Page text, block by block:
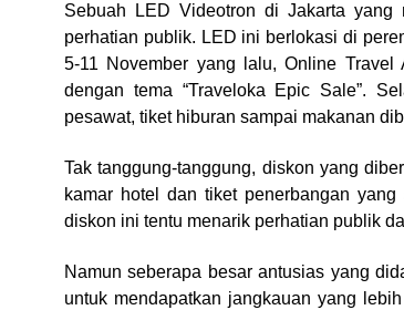
Sebuah LED Videotron di Jakarta yang
perhatian publik. LED ini berlokasi di
5-11 November yang lalu, Online Travel
dengan tema “Traveloka Epic Sale”.
pesawat, tiket hiburan sampai makanan
Tak tanggung-tanggung, diskon yang
kamar hotel dan tiket penerbangan
diskon ini tentu menarik perhatian publik
Namun seberapa besar antusias yang
untuk mendapatkan jangkauan yang